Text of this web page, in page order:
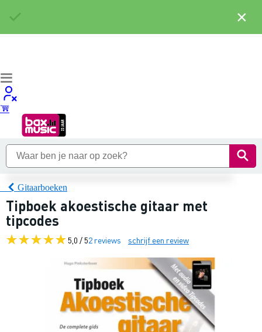
Gitaarboeken
Tipboek akoestische gitaar met
tipcodes
5,0 / 52 reviews schrijf een review
×